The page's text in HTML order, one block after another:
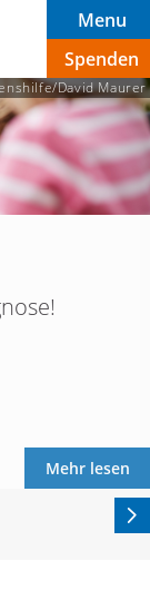
Menu
Spenden
David Maurer
Mehr lesen